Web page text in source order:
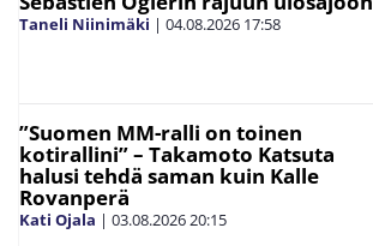
Taneli Niinimäki | 04.08.2026 17:58
”Suomen MM-ralli on toinen
kotirallini” – Takamoto Katsuta
halusi tehdä saman kuin Kalle
Rovanperä
Kati Ojala | 03.08.202620:15